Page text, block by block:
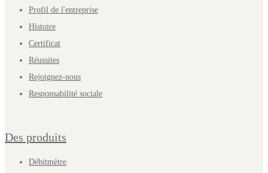
Profil de l'entreprise
Histoire
Certificat
Réussites
Rejoignez-nous
Responsabilité sociale
Des produits
Débitmètre